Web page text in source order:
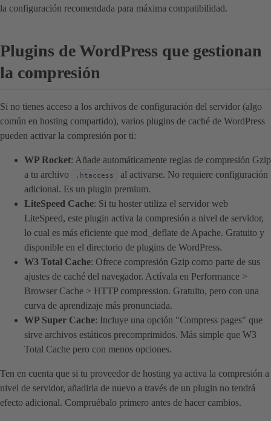
la configuración recomendada para máxima compatibilidad.
Plugins de WordPress que gestionan
la compresión
Si no tienes acceso a los archivos de configuración del servidor (algo
común en hosting compartido), varios plugins de caché de WordPress
pueden activar la compresión por ti:
WP Rocket: Añade automáticamente reglas de compresión Gzip
a tu archivo
.htaccess
al activarse. No requiere configuración
adicional. Es un plugin premium.
LiteSpeed Cache: Si tu hoster utiliza el servidor web
LiteSpeed, este plugin activa la compresión a nivel de servidor,
lo cual es más eficiente que mod_deflate de Apache. Gratuito y
disponible en el directorio de plugins de WordPress.
W3 Total Cache: Ofrece compresión Gzip como parte de sus
ajustes de caché del navegador. Actívala en Performance >
Browser Cache > HTTP compression. Gratuito, pero con una
curva de aprendizaje más pronunciada.
WP Super Cache: Incluye una opción "Compress pages" que
sirve archivos estáticos precomprimidos. Más simple que W3
Total Cache pero con menos opciones.
Ten en cuenta que si tu proveedor de hosting ya activa la compresión a
nivel de servidor, añadirla de nuevo a través de un plugin no tendrá
efecto adicional. Compruébalo primero antes de hacer cambios.